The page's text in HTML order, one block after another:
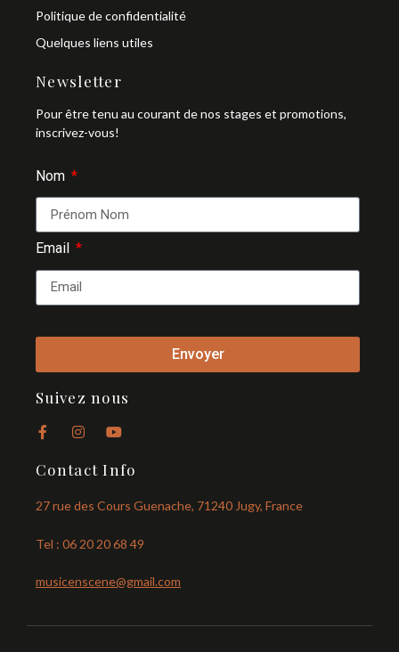
Politique de confidentialité
Quelques liens utiles
Newsletter
Pour être tenu au courant de nos stages et promotions,
inscrivez-vous!
Nom
Email
Envoyer
Suivez nous
Contact Info
27 rue des Cours Guenache, 71240 Jugy, France
Tel : 06 20 20 68 49
musicenscene@gmail.com